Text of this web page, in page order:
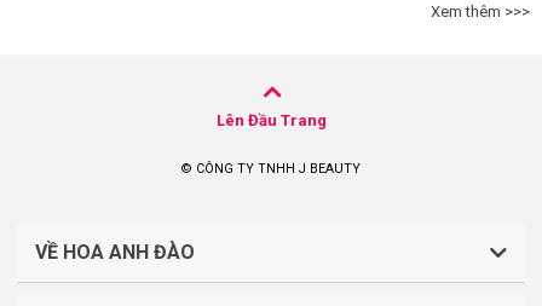
Xem thêm >>>
Lên Đầu Trang
© CÔNG TY TNHH J BEAUTY
VỀ HOA ANH ĐÀO